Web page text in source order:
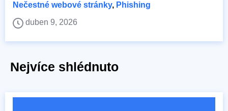
Nečestné webové stránky, Phishing
duben 9, 2026
Nejvíce shlédnuto